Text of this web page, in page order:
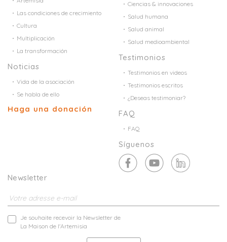
Las condiciones de crecimiento
Cultura
Multiplicación
La transformación
Noticias
Vida de la asociación
Se habla de ello
Haga una donación
Ciencias & innovaciones
Salud humana
Salud animal
Salud medioambiental
Testimonios
Testimonios en videos
Testimonios escritos
¿Deseas testimoniar?
FAQ
FAQ
Síguenos
Newsletter
Je souhaite recevoir la Newsletter de
La Maison de l'Artemisia